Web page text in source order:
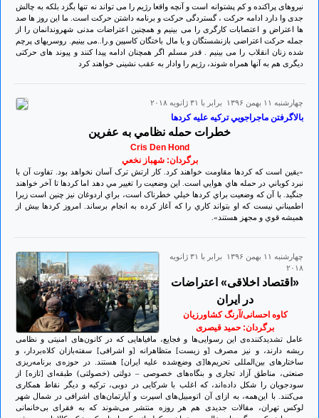
نیروهای پراکنده و کم پشتوانه است و آنچه واقعا رژیم را می تواند نه تنها بگزد بلکه به چالش
جدی وا دارد ادامه حرکت ، گستردگی حرکت و برنامه داشتن حرکت است. ما این روز ها صد
ها اعتراض و اعتصابات کارگری را می بینیم و همچنین اعتراضات مدنی شهروندانمان را از
جمله حرکت اعتراضی بازنشستگان و یا مال باختگان کاسپین و.را..می بینیم. روسریهای پرچم
شده زنان انقلاب را می بینیم . قدر مسلم اگر همچنان ادامه پیدا کنند و پیوند های حرکتی
دیگری هم به آنها همراه شوند، رژیم را وادار به عقب نشینی خواهند کرد
چهارشنبه ۱۱ بهمن ۱۳۹۶ برابر با ۳۱ ژانويه ۲۰۱۸
بالاگرفتن ماجراجويي ترکيه عليه کردها
خطرات حمله نظامي به عفرين
Cris Den Hond
برگردان: شهباز نخعي
«يقين است که کردها مقاومت خواهند کرد. کار ارتش ترک آسان نخواهد بود. تفاوت آن با
نبرد کوباني در حمله هاي هوايي است. اين وضعيت را تغيير مي دهد اما کردها تا آخر خواهند
جنگيد. با آن که وضعيت براي کردها خيلي خطرناک است، براي اردوغان نيز چنين است زيرا
اطميناني نيست که او بتواند کاري را که آغاز کرده به انجام برساند. امروز کردها بيش از
هميشه قوي و مجهز هستند».
چهارشنبه ۱۱ بهمن ۱۳۹۶ برابر با ۳۱ ژانويه
۲۰۱۸
«اقتصاد اخلاقی» اعتراضات
در ایران
کاوه احسانی/آرنگ کشاورزیان
برگردان: حمید قیصری
عامل تشدیدکننده‌ی این رسوایی‌ها و فجایع، مافیاهایی که در کانون‌های امنیتی و نظامی
ریشه دارند، و نیز مصرف [و زیست] متظاهرانه [و اشرافی] سفته‌بازان کلاه‌بردار، و
ساختارهای بین‌المللی تحریم‌ها[ی وضع‌شده علیه ایران] هستند. در حوزه‌ی برنامه‌ریزی
صنعتی، مناطق آزاد تجاری و بنگاه‌های خصوصی – دولتی (خصولتی) طبقه‌ای [تازه] از
سودجویان را شکل داده‌اند، که اغلب با شرکایی در دوبی، ترکیه و دیگر نقاط همکاری
می‌کنند. با این‌همه، به ازای آن اتومبیل‌های اسپرت و آپارتمان‌های اشرافی در شمال شهر
لوکس تهران، مقالات جدیدی هم هر روزه منتشر می‌شوند که به فقرای بی‌خانمانی